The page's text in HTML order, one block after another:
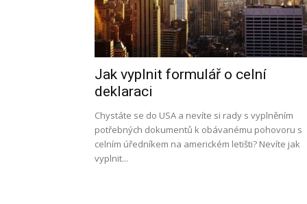
Work
Jak vyplnit formulář o celní
deklaraci
Chystáte se do USA a nevíte si rady s vyplněním
potřebných dokumentů k obávanému pohovoru s
celním úředníkem na americkém letišti? Nevíte jak
vyplnit...